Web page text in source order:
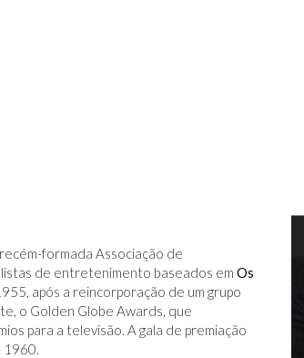
formada Associação de
de entretenimento baseados em Os
após a reincorporação de um grupo
o Golden Globe Awards, que
para a televisão. A gala de premiação
1960.